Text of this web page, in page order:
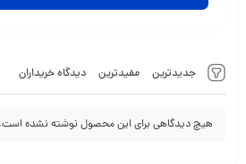
جدیدترین مفیدترین دیدگاه خریداران
هیچ دیدگاهی برای این محصول نوشته نشده است.